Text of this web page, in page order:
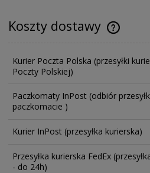
Koszty dostawy
Kurier Poczta Polska (przesyłki
Poczty Polskiej)
Paczkomaty InPost (odbiór
paczkomacie )
Kurier InPost (przesyłka kurierska)
Przesyłka kurierska FedEx
- do 24h)